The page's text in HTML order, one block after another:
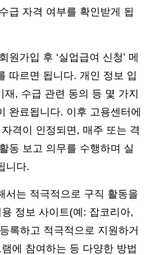
급 자격 여부를 확인받게 됩
원가입 후 ‘실업급여 신청’ 메
따르면 됩니다. 개인 정보 입
재, 수급 관련 동의 등 몇 가지
완료됩니다. 이후 고용센터에
격이 인정되면, 매주 또는 격
동 보고 의무를 수행하며 실
니다.
서는 적극적으로 구직 활동을
정보 사이트(예: 잡코리아,
록하고 적극적으로 지원하거
에 참여하는 등 다양한 방법